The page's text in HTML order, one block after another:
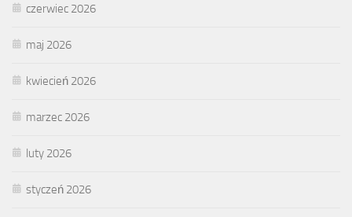
czerwiec 2026
maj 2026
kwiecień 2026
marzec 2026
luty 2026
styczeń 2026